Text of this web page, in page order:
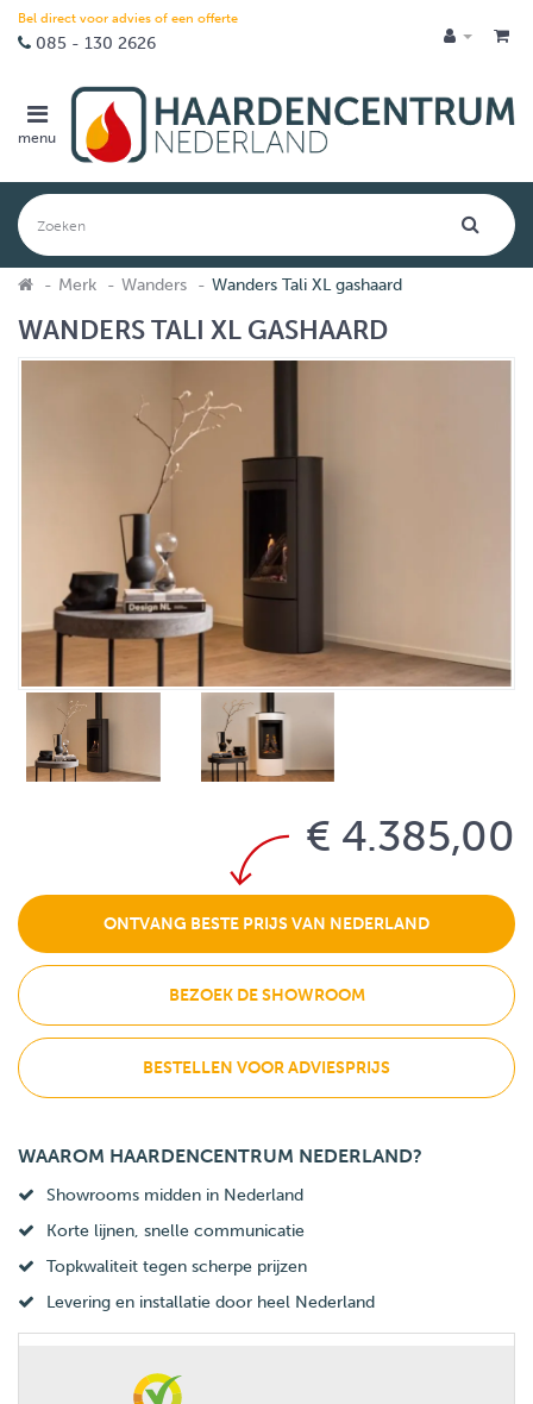
Bel direct voor advies of een offerte
085 - 130 2626
menu
Merk Wanders Wanders Tali XL gashaard
WANDERS TALI XL GASHAARD
€ 4.385,00
ONTVANG BESTE PRIJS VAN NEDERLAND
BEZOEK DE SHOWROOM
BESTELLEN VOOR ADVIESPRIJS
WAAROM HAARDENCENTRUM NEDERLAND?
Showrooms midden in Nederland
Korte lijnen, snelle communicatie
Topkwaliteit tegen scherpe prijzen
Levering en installatie door heel Nederland